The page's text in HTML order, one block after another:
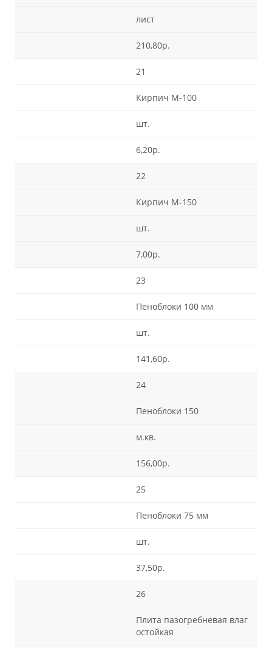
лист
210,80р.
21
Кирпич М-100
шт.
6,20р.
22
Кирпич М-150
шт.
7,00р.
23
Пеноблоки 100 мм
шт.
141,60р.
24
Пеноблоки 150
м.кв.
156,00р.
25
Пеноблоки 75 мм
шт.
37,50р.
26
Плита пазогребневая влаг
остойкая